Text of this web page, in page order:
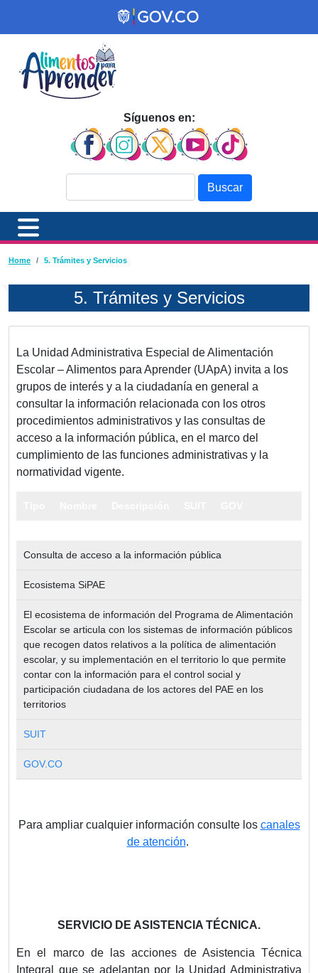
Pasar al contenido principal
Síguenos en:
Ruta de navegación
Home 5. Trámites y Servicios
5. Trámites y Servicios
La Unidad Administrativa Especial de Alimentación
Escolar – Alimentos para Aprender (UApA) invita a los
grupos de interés y a la ciudadanía en general a
consultar la información relacionada con los otros
procedimientos administrativos y las consultas de
acceso a la información pública, en el marco del
cumplimiento de las funciones administrativas y la
normatividad vigente.
Consulta de acceso a la información pública
Ecosistema SiPAE
El ecosistema de información del Programa de Alimentación
Escolar se articula con los sistemas de información públicos
que recogen datos relativos a la política de alimentación
escolar, y su implementación en el territorio lo que permite
contar con la información para el control social y
participación ciudadana de los actores del PAE en los
territorios
SUIT
GOV.CO
Para ampliar cualquier información consulte los canales
de atención.
SERVICIO DE ASISTENCIA TÉCNICA.
En el marco de las acciones de Asistencia Técnica
Integral que se adelantan por la Unidad Administrativa